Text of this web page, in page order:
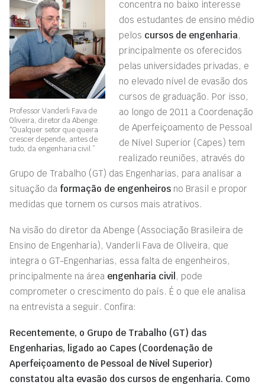
Professor Vanderli Fava de
Oliveira, diretor da Abenge:
“Qualquer setor que queira
crescer depende, antes de
tudo, da engenharia civil.”
concentra no baixo interesse
dos estudantes de ensino médio
pelos cursos de engenharia,
principalmente os oferecidos
pelas universidades privadas, e
no elevado nível de evasão dos
cursos de graduação. Por isso,
ao longo de 2011 a Coordenação
de Aperfeiçoamento de Pessoal
de Nível Superior (Capes) tem
realizado reuniões, através do
Grupo de Trabalho (GT) das Engenharias, para analisar a
situação da formação de engenheiros no Brasil e propor
medidas que tornem os cursos mais atrativos.
Na visão do diretor da Abenge (Associação Brasileira de
Ensino de Engenharia), Vanderli Fava de Oliveira, que
integra o GT-Engenharias, essa falta de engenheiros,
principalmente na área engenharia civil , pode
comprometer o crescimento do país. É o que ele analisa
na entrevista a seguir. Confira:
Recentemente, o Grupo de Trabalho (GT) das
Engenharias, ligado ao Capes (Coordenação de
Aperfeiçoamento de Pessoal de Nível Superior)
constatou alta evasão dos cursos de engenharia. Como